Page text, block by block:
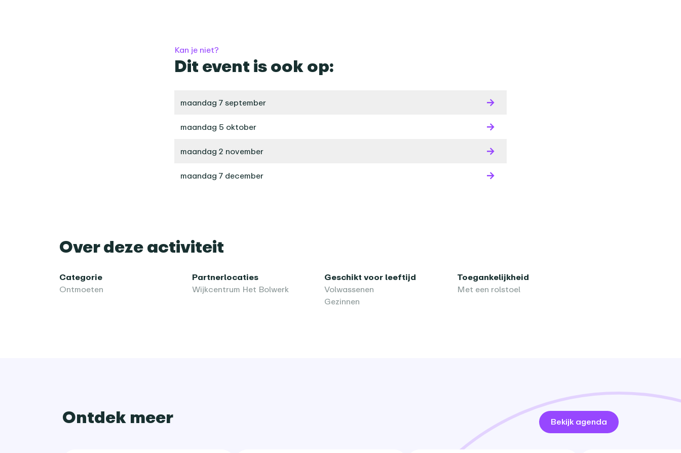
Kan je niet?
Dit event is ook op:
maandag 7 september
maandag 5 oktober
maandag 2 november
maandag 7 december
Over deze activiteit
Categorie
Ontmoeten
Partnerlocaties
Wijkcentrum Het Bolwerk
Geschikt voor leeftijd
Volwassenen
Gezinnen
Toegankelijkheid
Met een rolstoel
Ontdek meer Bekijk agenda